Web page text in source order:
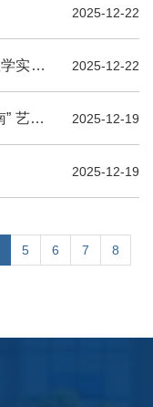
2025-12-22
人工智能应用学院开展“雨课堂赋能教学实践”专项教研活动 2025-12-22
喜报！我校17项AI作品荣获 “创意河南” 艺术设计大赛奖项 2025-12-19
2025-12-19
5 6 7 8